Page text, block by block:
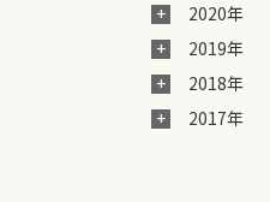
2020年
2019年
2018年
2017年